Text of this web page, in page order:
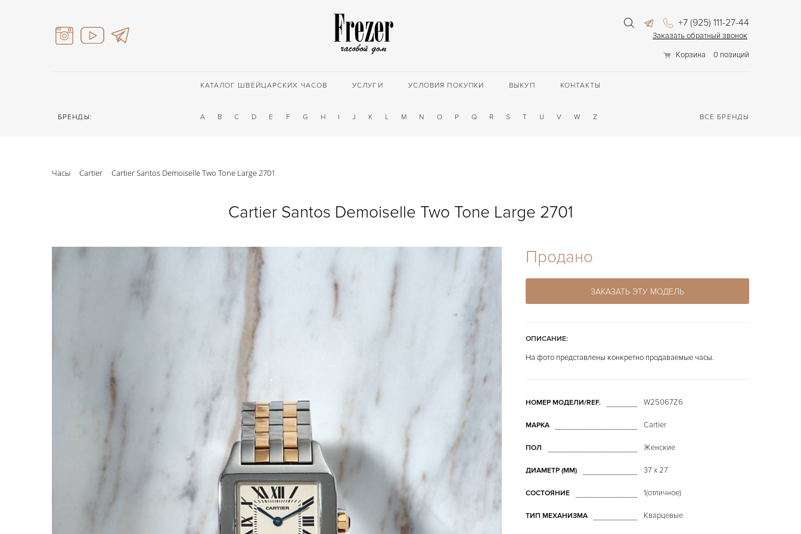
+7 (925) 111-27-44
Заказать обратный звонок
Корзина
0 позиций
КАТАЛОГ ШВЕЙЦАРСКИХ ЧАСОВ УСЛУГИ УСЛОВИЯ ПОКУПКИ ВЫКУП КОНТАКТЫ
БРЕНДЫ: A B C D E F G H I J K L M N O P Q R S T U V W Z ВСЕ БРЕНДЫ
Часы Cartier Cartier Santos Demoiselle Two Tone Large 2701
Cartier Santos Demoiselle Two Tone Large 2701
Продано
ЗАКАЗАТЬ ЭТУ МОДЕЛЬ
ОПИСАНИЕ:
На фото представлены конкретно продаваемые часы.
НОМЕР МОДЕЛИ/REF. W25067Z6
МАРКА Cartier
ПОЛ Женские
ДИАМЕТР (MM) 37 x 27
СОСТОЯНИЕ 1(отличное)
ТИП МЕХАНИЗМА Кварцевые